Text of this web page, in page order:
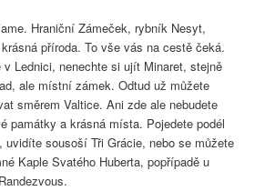
Hraniční Zámeček, rybník Nesyt,
příroda. To vše vás na cestě čeká.
Lednici, nenechte si ujít Minaret, stejně
ale místní zámek. Odtud už můžete
směrem Valtice. Ani zde ale nebudete
památky a krásná místa. Pojedete podél
uvidíte sousoší Tři Grácie, nebo se můžete
Kaple Svatého Huberta, popřípadě u